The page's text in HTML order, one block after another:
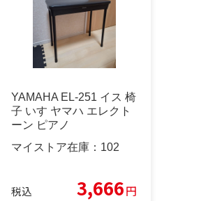
YAMAHA EL-251 イス 椅
子 いす ヤマハ エレクト
ーン ピアノ
マイストア在庫： 102
税込 3,666円